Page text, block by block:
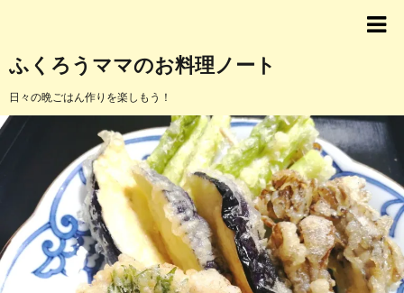
ふくろうママのお料理ノート
日々の晩ごはん作りを楽しもう！